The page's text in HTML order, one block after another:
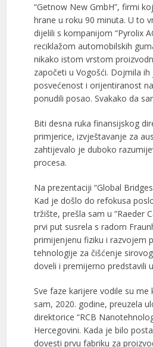
“Getnow New GmbH”, firmi
hrane u roku 90 minuta. U to
dijelili s kompanijom “Pyrolix
reciklažom automobilskih
nikako istom vrstom
započeti u Vogošći. Dojmila
posvećenost i orijentiranost
ponudili posao. Svakako da
Biti desna ruka finansijskog
primjerice, izvještavanje za
zahtijevalo je duboko
procesa.
Na prezentaciji “Global
Kad je došlo do refokusa
tržište, prešla sam u “Raeder
prvi put susrela s radom
primijenjenu fiziku i razvojem
tehnologije za čišćenje
doveli i premijerno predstavili
Sve faze karijere vodile su me
sam, 2020. godine, preuzela
direktorice “RCB
Hercegovini. Kada je bilo
dovesti prvu fabriku za